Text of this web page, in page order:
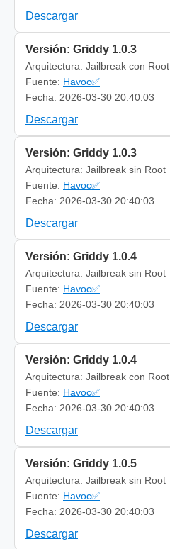
Descargar
Versión: Griddy 1.0.3
Arquitectura: Jailbreak con Root
Fuente: Havoc✅
Fecha: 2026-03-30 20:40:03
Descargar
Versión: Griddy 1.0.3
Arquitectura: Jailbreak sin Root
Fuente: Havoc✅
Fecha: 2026-03-30 20:40:03
Descargar
Versión: Griddy 1.0.4
Arquitectura: Jailbreak sin Root
Fuente: Havoc✅
Fecha: 2026-03-30 20:40:03
Descargar
Versión: Griddy 1.0.4
Arquitectura: Jailbreak con Root
Fuente: Havoc✅
Fecha: 2026-03-30 20:40:03
Descargar
Versión: Griddy 1.0.5
Arquitectura: Jailbreak sin Root
Fuente: Havoc✅
Fecha: 2026-03-30 20:40:03
Descargar